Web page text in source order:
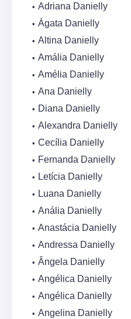
Adriana Danielly
Ágata Danielly
Altina Danielly
Amália Danielly
Amélia Danielly
Ana Danielly
Diana Danielly
Alexandra Danielly
Cecília Danielly
Fernanda Danielly
Letícia Danielly
Luana Danielly
Anália Danielly
Anastácia Danielly
Andressa Danielly
Ângela Danielly
Angélica Danielly
Angélica Danielly
Angelina Danielly